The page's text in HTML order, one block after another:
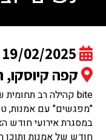
קפה
bite קהילה רב תחומית של נשים יוצרות' מזמינה:
"מפגשים" עם אמנות,
במסגרת אירועי חודש
חודש של אמנות ותוכן